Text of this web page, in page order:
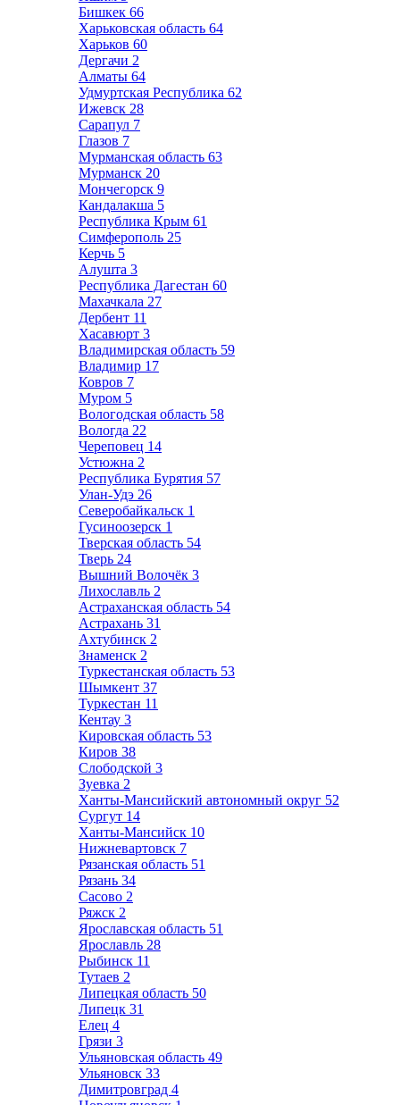
Бишкек 66
Харьковская область 64
Харьков 60
Дергачи 2
Алматы 64
Удмуртская Республика 62
Ижевск 28
Сарапул 7
Глазов 7
Мурманская область 63
Мурманск 20
Мончегорск 9
Кандалакша 5
Республика Крым 61
Симферополь 25
Керчь 5
Алушта 3
Республика Дагестан 60
Махачкала 27
Дербент 11
Хасавюрт 3
Владимирская область 59
Владимир 17
Ковров 7
Муром 5
Вологодская область 58
Вологда 22
Череповец 14
Устюжна 2
Республика Бурятия 57
Улан-Удэ 26
Северобайкальск 1
Гусиноозерск 1
Тверская область 54
Тверь 24
Вышний Волочёк 3
Лихославль 2
Астраханская область 54
Астрахань 31
Ахтубинск 2
Знаменск 2
Туркестанская область 53
Шымкент 37
Туркестан 11
Кентау 3
Кировская область 53
Киров 38
Слободской 3
Зуевка 2
Ханты-Мансийский автономный округ 52
Сургут 14
Ханты-Мансийск 10
Нижневартовск 7
Рязанская область 51
Рязань 34
Сасово 2
Ряжск 2
Ярославская область 51
Ярославль 28
Рыбинск 11
Тутаев 2
Липецкая область 50
Липецк 31
Елец 4
Грязи 3
Ульяновская область 49
Ульяновск 33
Димитровград 4